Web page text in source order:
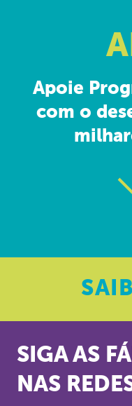
Apoie
com o
SIGA AS
NAS